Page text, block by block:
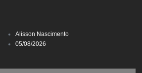
Alisson Nascimento
05/08/2026